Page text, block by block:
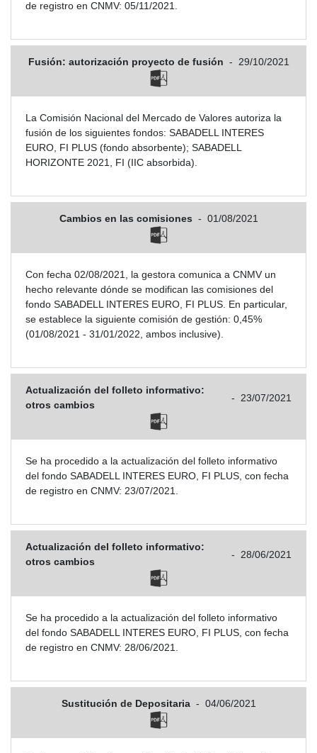
de registro en CNMV: 05/11/2021.
Fusión: autorización proyecto de fusión - 29/10/2021
La Comisión Nacional del Mercado de Valores autoriza la
fusión de los siguientes fondos: SABADELL INTERES
EURO, FI PLUS (fondo absorbente); SABADELL
HORIZONTE 2021, FI (IIC absorbida).
Cambios en las comisiones - 01/08/2021
Con fecha 02/08/2021, la gestora comunica a CNMV un
hecho relevante dónde se modifican las comisiones del
fondo SABADELL INTERES EURO, FI PLUS. En particular,
se establece la siguiente comisión de gestión: 0,45%
(01/08/2021 - 31/01/2022, ambos inclusive).
Actualización del folleto informativo:
otros cambios
- 23/07/2021
Se ha procedido a la actualización del folleto informativo
del fondo SABADELL INTERES EURO, FI PLUS, con fecha
de registro en CNMV: 23/07/2021.
Actualización del folleto informativo:
otros cambios
- 28/06/2021
Se ha procedido a la actualización del folleto informativo
del fondo SABADELL INTERES EURO, FI PLUS, con fecha
de registro en CNMV: 28/06/2021.
Sustitución de Depositaria - 04/06/2021